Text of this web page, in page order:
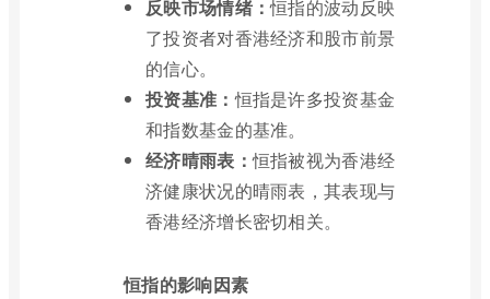
反映市场情绪：恒指的波动反映
了投资者对香港经济和股市前景
的信心。
投资基准：恒指是许多投资基金
和指数基金的基准。
经济晴雨表：恒指被视为香港经
济健康状况的晴雨表，其表现与
香港经济增长密切相关。
恒指的影响因素